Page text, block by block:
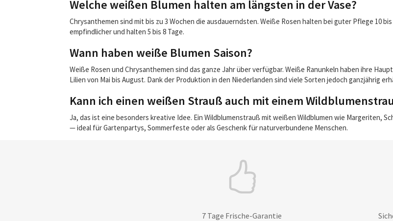
Welche weißen Blumen halten am längsten in der Vase?
Chrysanthemen sind mit bis zu 3 Wochen die ausdauerndsten. Weiße Rosen halten bei guter Pflege 10
empfindlicher und halten 5 bis 8 Tage.
Wann haben weiße Blumen Saison?
Weiße Rosen und Chrysanthemen sind das ganze Jahr über verfügbar. Weiße Ranunkeln haben ihre
Lilien von Mai bis August. Dank der Produktion in den Niederlanden sind viele Sorten jedoch ganzjährig
Kann ich einen weißen Strauß auch mit einem
Ja, das ist eine besonders kreative Idee. Ein Wildblumenstrauß mit weißen Wildblumen wie Margeriten,
— ideal für Gartenpartys, Sommerfeste oder als Geschenk für naturverbundene Menschen.
7 Tage Frische-Garantie